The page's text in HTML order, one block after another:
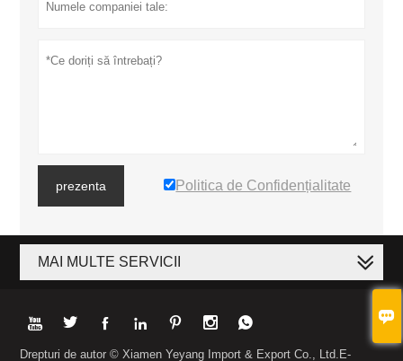

prezenta Politica de Confidențialitate
MAI MULTE SERVICII
      
Drepturi de autor © Xiamen Yeyang Import & Export Co., Ltd.E-